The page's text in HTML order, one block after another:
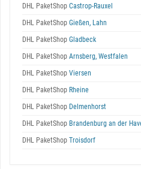
DHL PaketShop Castrop-Rauxel
DHL PaketShop Gießen, Lahn
DHL PaketShop Gladbeck
DHL PaketShop Arnsberg, Westfalen
DHL PaketShop Viersen
DHL PaketShop Rheine
DHL PaketShop Delmenhorst
DHL PaketShop Brandenburg an der
DHL PaketShop Troisdorf